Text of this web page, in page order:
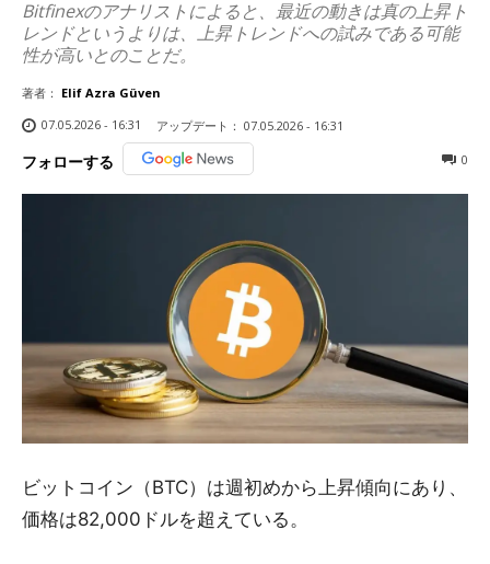
Bitfinexのアナリストによると、最近の動きは真の上昇ト
レンドというよりは、上昇トレンドへの試みである可能
性が高いとのことだ。
著者： Elif Azra Güven
07.05.2026 - 16:31
アップデート： 07.05.2026 - 16:31
フォローする 0
ビットコイン（BTC）は週初めから上昇傾向にあり、
価格は82,000ドルを超えている。